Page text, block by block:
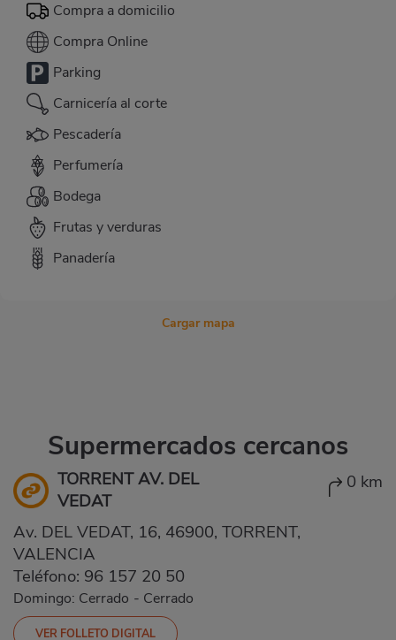
Compra a domicilio
Compra Online
Parking
Carnicería al corte
Pescadería
Perfumería
Bodega
Frutas y verduras
Panadería
Cargar mapa
Supermercados cercanos
TORRENT AV. DEL
VEDAT
0 km
Av. DEL VEDAT, 16, 46900, TORRENT,
VALENCIA
Teléfono: 96 157 20 50
Domingo: Cerrado - Cerrado
VER FOLLETO DIGITAL